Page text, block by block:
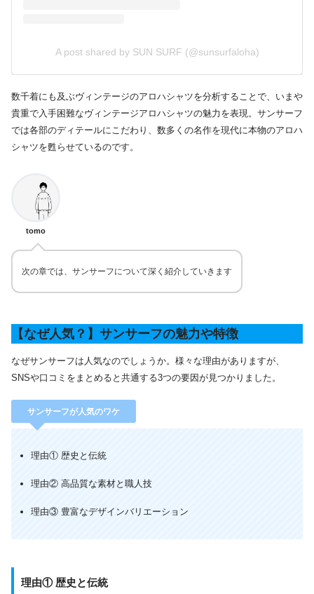
A post shared by SUN SURF (@sunsurfaloha)
数千着にも及ぶヴィンテージのアロハシャツを分析することで、いまや
貴重で入手困難なヴィンテージアロハシャツの魅力を表現。サンサーフ
では各部のディテールにこだわり、数多くの名作を現代に本物のアロハ
シャツを甦らせているのです。
tomo
次の章では、サンサーフについて深く紹介していきます
【なぜ人気？】サンサーフの魅力や特徴
なぜサンサーフは人気なのでしょうか。様々な理由がありますが、
SNSや口コミをまとめると共通する3つの要因が見つかりました。
サンサーフが人気のワケ
理由① 歴史と伝統
理由② 高品質な素材と職人技
理由③ 豊富なデザインバリエーション
理由① 歴史と伝統